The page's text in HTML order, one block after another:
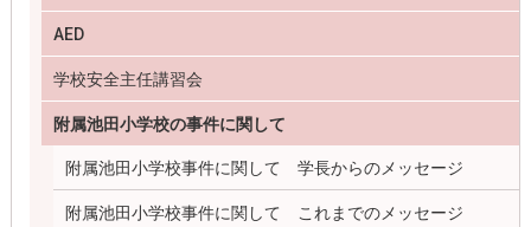
AED
学校安全主任講習会
附属池田小学校の事件に関して
附属池田小学校事件に関して 学長からのメッセージ
附属池田小学校事件に関して これまでのメッセージ